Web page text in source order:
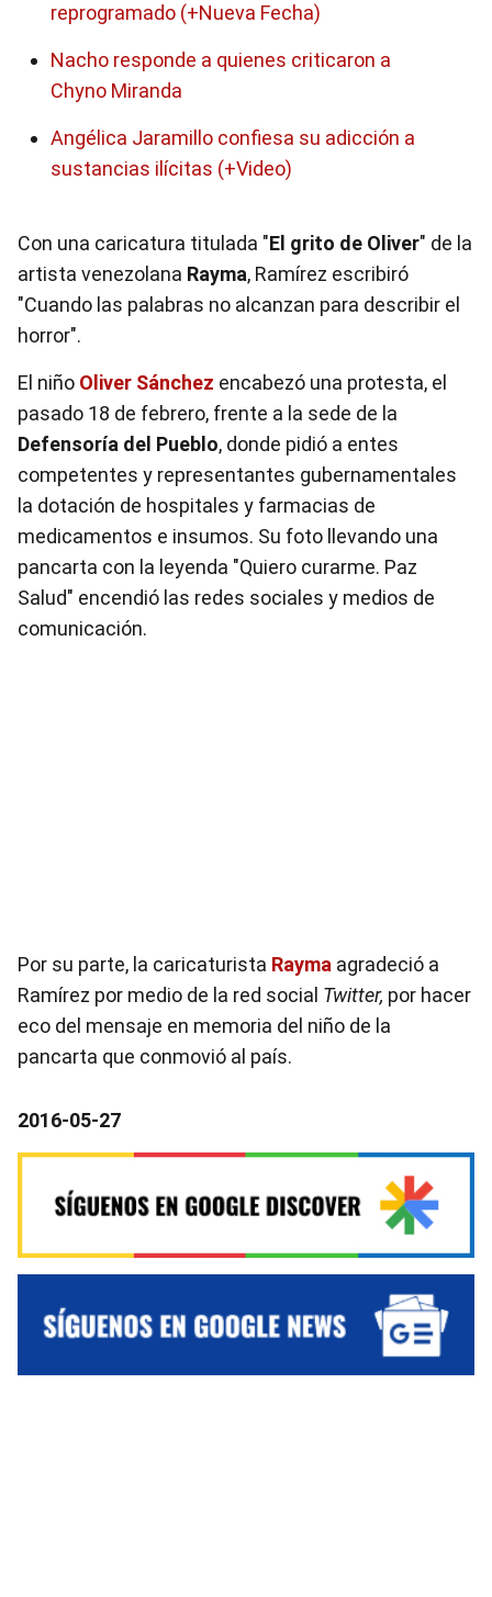
reprogramado (+Nueva Fecha)
Nacho responde a quienes criticaron a
Chyno Miranda
Angélica Jaramillo confiesa su adicción a
sustancias ilícitas (+Video)
Con una caricatura titulada "El grito de Oliver" de la
artista venezolana Rayma, Ramírez escribiró
"Cuando las palabras no alcanzan para describir el
horror".
El niño Oliver Sánchez encabezó una protesta, el
pasado 18 de febrero, frente a la sede de la
Defensoría del Pueblo, donde pidió a entes
competentes y representantes gubernamentales
la dotación de hospitales y farmacias de
medicamentos e insumos. Su foto llevando una
pancarta con la leyenda "Quiero curarme. Paz
Salud" encendió las redes sociales y medios de
comunicación.
Por su parte, la caricaturista Rayma agradeció a
Ramírez por medio de la red social Twitter, por hacer
eco del mensaje en memoria del niño de la
pancarta que conmovió al país.
2016-05-27